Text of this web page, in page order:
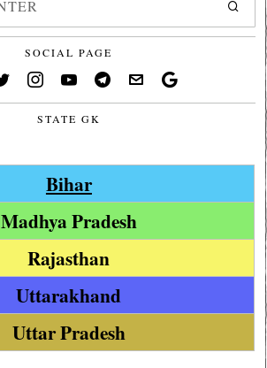
SOCIAL PAGE
STATE GK
Bihar
Madhya Pradesh
Rajasthan
Uttarakhand
Uttar Pradesh